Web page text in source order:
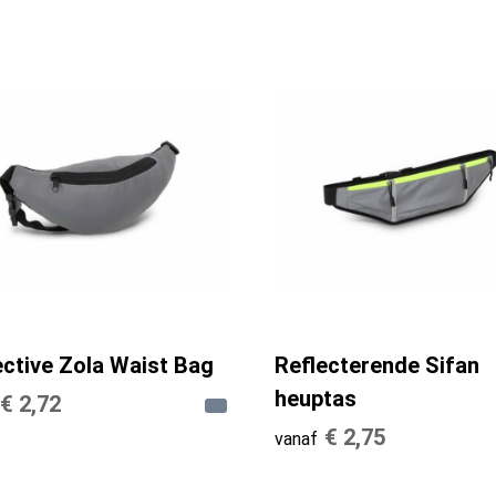
Zola Waist Bag
€ 2,72
Reflecterende Sifan
heuptas
vanaf € 2,75